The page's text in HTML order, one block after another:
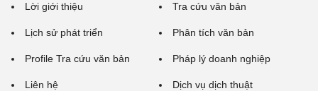
Lời giới thiệu
Lịch sử phát triển
Profile Tra cứu văn bản
Liên hệ
Tra cứu văn bản
Phân tích văn bản
Pháp lý doanh nghiệp
Dịch vụ dịch thuật